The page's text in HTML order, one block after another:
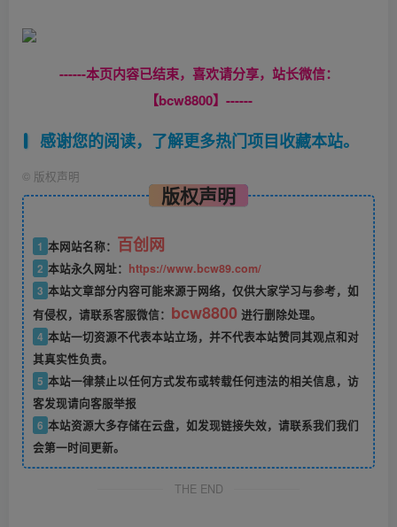
------本页内容已结束，喜欢请分享，站长微信：
【bcw8800】------
感谢您的阅读，了解更多热门项目收藏本站。
© 版权声明
版权声明
1 本网站名称： 百创网
2 本站永久网址： https://www.bcw89.com/
3 本站文章部分内容可能来源于网络，仅供大家学习与参考，如
有侵权，请联系客服微信： bcw8800 进行删除处理。
4 本站一切资源不代表本站立场，并不代表本站赞同其观点和对
其真实性负责。
5 本站一律禁止以任何方式发布或转载任何违法的相关信息，访
客发现请向客服举报
6 本站资源大多存储在云盘，如发现链接失效，请联系我们我们
会第一时间更新。
THE END